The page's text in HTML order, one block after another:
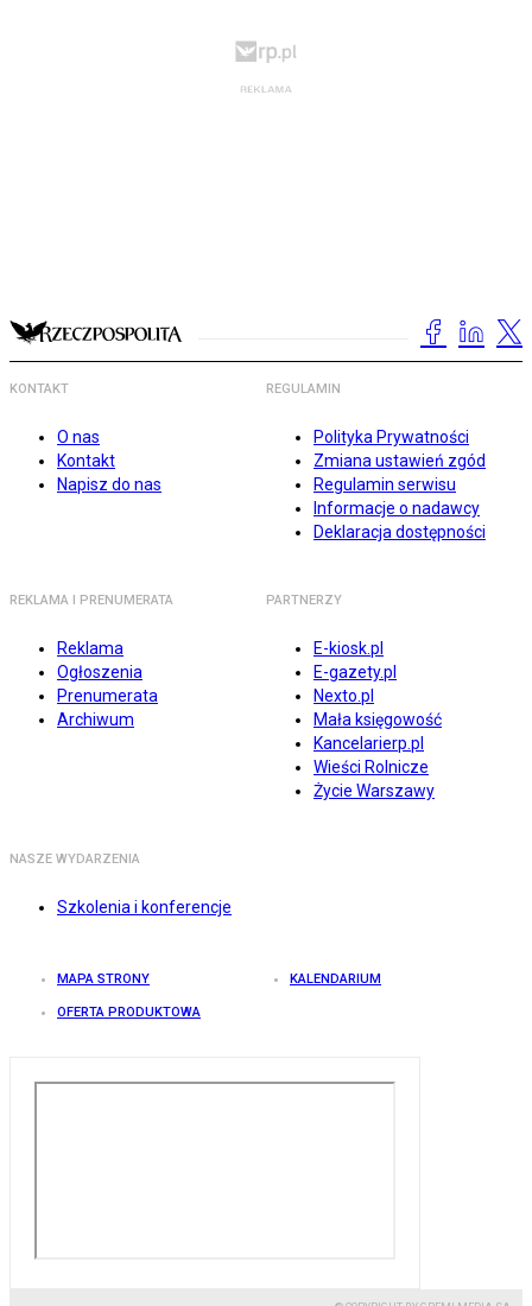
KONTAKT
O nas
Kontakt
Napisz do nas
REGULAMIN
Polityka Prywatności
Zmiana ustawień zgód
Regulamin serwisu
Informacje o nadawcy
Deklaracja dostępności
REKLAMA I PRENUMERATA
Reklama
Ogłoszenia
Prenumerata
Archiwum
PARTNERZY
E-kiosk.pl
E-gazety.pl
Nexto.pl
Mała księgowość
Kancelarierp.pl
Wieści Rolnicze
Życie Warszawy
NASZE WYDARZENIA
Szkolenia i konferencje
MAPA STRONY KALENDARIUM
OFERTA PRODUKTOWA